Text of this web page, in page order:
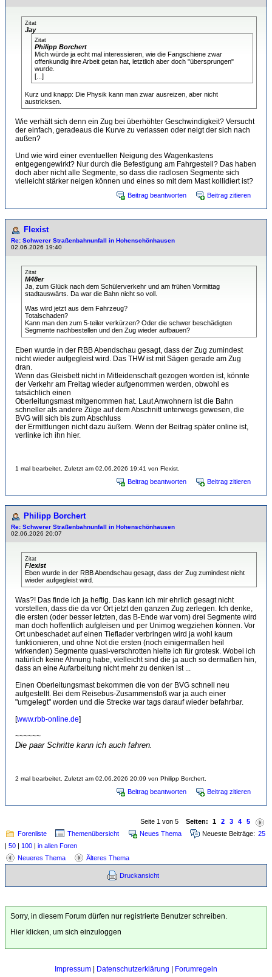
Zitat
Jay
Zitat
Philipp Borchert
Mich würde ja echt mal interessieren, wie die Fangschiene zwar
offenkundig ihre Arbeit getan hat, letztlich aber doch "übersprungen"
wurde.
[...]
Kurz und knapp: Die Physik kann man zwar ausreizen, aber nicht
austricksen.
Wie verhält sich denn ein Zug bei überhöhter Geschwindigkeit? Versucht
der einfach, geradeaus die Kurve zu verlassen oder neigt der sich nach
außen?
Und wie wird einer eventuellen Neigung des Wagenkastens
entgegengewirkt? Nur durch die Befestigung am Fahrgestell? Das haben
doch aber nicht alle Segmente, so dass die radlosen Segmente sich
vielleicht stärker neigen können und eines so mit dem Mast kollidiert ist?
Beitrag beantworten Beitrag zitieren
Flexist
Re: Schwerer Straßenbahnunfall in Hohenschönhausen
02.06.2026 19:40
Zitat
M48er
Ja, zum Glück nach dem Schülerverkehr und am frühen Vormittag
stadtauswärts. Da war die Bahn nicht so voll.
Was wird jetzt aus dem Fahrzeug?
Totalschaden?
Kann man den zum 5-teiler verkürzen? Oder die schwer beschädigten
Segmente nachbestellen und den Zug wieder aufbauen?
Eben wurde in der RBB Abendschau gesagt, dass der Zug zumindest
nicht wieder aufgegleist wird. Das THW ist mit Sägen gerade am Zug
dran.
Wenn das Gleisbett nicht in Mitleidenschaft gezogen worden ist, könnte
der Verkehr am Freitag wieder aufgenommen werden, obwohl es
tatsächlich einen
Oberleitungsmast mitgenommen hat. Laut Anwohnern ist die Bahn
schneller als andere Züge auf dem Abschnitt unterwegs gewesen, die
BVG will sich bis zum Abschluss
der Ermittlungen nicht dazu äußern. Wenn der Beitrag später online ist,
verlinke ich ihn hier.
1 mal bearbeitet. Zuletzt am 02.06.2026 19:41 von Flexist.
Beitrag beantworten Beitrag zitieren
Philipp Borchert
Re: Schwerer Straßenbahnunfall in Hohenschönhausen
02.06.2026 20:07
Zitat
Flexist
Eben wurde in der RBB Abendschau gesagt, dass der Zug zumindest nicht
wieder aufgegleist wird.
Was?! Das finde ich ja heftig. Das kann ich mir ehrlich gesagt nicht
vorstellen, dass die da vor Ort jetzt den ganzen Zug zerlegen. Ich denke,
die ersten (oder besser letzten, das B-Ende war vorn) drei Segmente wird
man doch hoffentlich aufgleisen und per Unimog wegziehen können. Vor
Ort unbeschadet auf einen Tieflader verbringen wird ja wohl kaum
funktionieren, und ohne Not die ersten (noch einigermaßen heil
wirkenden) Segmente quasi-verschrotten hielte ich für grotesk. Wobei ich
natürlich keine Ahnung habe, vielleicht sind die ja auch so dermaßen hin,
dass an eine Aufarbeitung nicht mehr zu denken ist ...
Einen Oberleitungsmast bekommen die von der BVG schnell neu
aufgestellt. Bei dem Reisebus-Zusammenstoß war ja auch einer
"umgelegt" worden und die Strecke war tags darauf wieder befahrbar.
[www.rbb-online.de]
~~~~~~
Die paar Schritte kann ich auch fahren.
2 mal bearbeitet. Zuletzt am 02.06.2026 20:09 von Philipp Borchert.
Beitrag beantworten Beitrag zitieren
Seite 1 von 5 Seiten: 1 2 3 4
5
Forenliste
Themenübersicht Neues Thema Neueste Beiträge: 25
| 50 | 100 | in allen Foren
Neueres Thema
Älteres Thema
Druckansicht
Sorry, in diesem Forum dürfen nur registrierte Benutzer schreiben.
Hier klicken, um sich einzuloggen
Impressum | Datenschutzerklärung | Forumregeln